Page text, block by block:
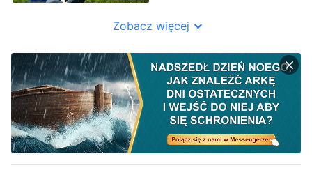
Zobacz więcej